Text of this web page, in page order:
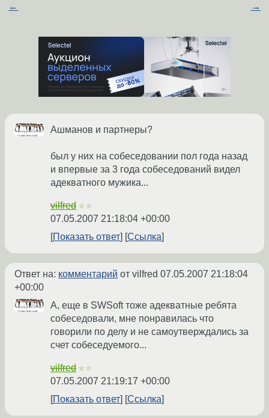
← →
Ашманов и партнеры?
был у них на собеседовании пол года назад
и впервые за 3 года собеседований видел
адекватного мужика...
vilfred ☆☆
07.05.2007 21:18:04 +00:00
Показать ответ
Ссылка
Ответ на: комментарий от vilfred 07.05.2007 21:18:04
+00:00
А, еще в SWSoft тоже адекватные ребята
собеседовали, мне понравилась что
говорили по делу и не самоутверждались за
счет собеседуемого...
vilfred ☆☆
07.05.2007 21:19:17 +00:00
Показать ответ
Ссылка